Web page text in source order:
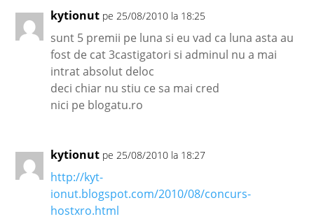
kytionut pe 25/08/2010 la 18:25
sunt 5 premii pe luna si eu vad ca luna asta au
fost de cat 3castigatori si adminul nu a mai
intrat absolut deloc
deci chiar nu stiu ce sa mai cred
nici pe blogatu.ro
kytionut pe 25/08/2010 la 18:27
http://kyt-
ionut.blogspot.com/2010/08/concurs-
hostxro.html